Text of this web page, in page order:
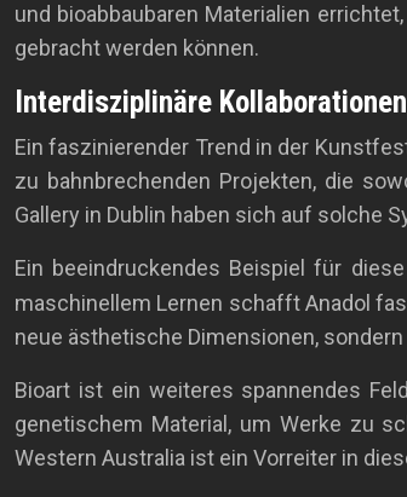
und bioabbaubaren Materialien
gebracht werden können.
Interdisziplinäre
Ein faszinierender Trend in der
zu bahnbrechenden Projekten, die
Gallery in Dublin haben sich auf solche
Ein beeindruckendes Beispiel für
maschinellem Lernen schafft Anadol
neue ästhetische Dimensionen,
Bioart ist ein weiteres spannendes
genetischem Material, um Werke zu
Western Australia ist ein Vorreiter in